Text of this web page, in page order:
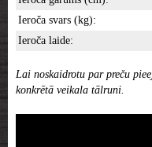
Ieroča svars (kg):
Ieroča laide:
Lai noskaidrotu par preču
konkrētā veikala tālruni.